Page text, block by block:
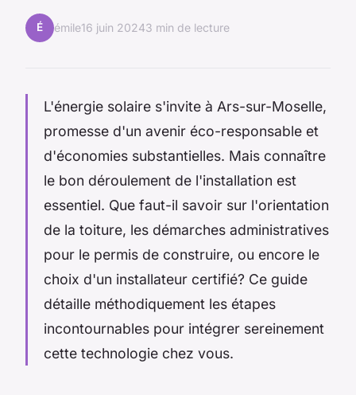
É émile16 juin 20243 min de lecture
L'énergie solaire s'invite à Ars-sur-Moselle,
promesse d'un avenir éco-responsable et
d'économies substantielles. Mais connaître
le bon déroulement de l'installation est
essentiel. Que faut-il savoir sur l'orientation
de la toiture, les démarches administratives
pour le permis de construire, ou encore le
choix d'un installateur certifié? Ce guide
détaille méthodiquement les étapes
incontournables pour intégrer sereinement
cette technologie chez vous.